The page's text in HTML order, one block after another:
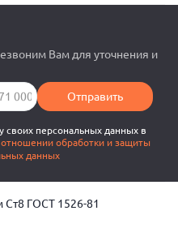
Вам для уточнения и
Отправить
своих персональных данных в
обработки и защиты
данных
Ст8 ГОСТ 1526-81